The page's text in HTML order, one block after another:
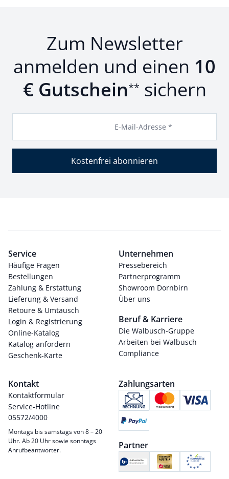
Zum Newsletter
anmelden und einen 10
€ Gutschein** sichern
E-Mail-Adresse *
Kostenfrei abonnieren
Service
Häufige Fragen
Bestellungen
Zahlung & Erstattung
Lieferung & Versand
Retoure & Umtausch
Login & Registrierung
Online-Katalog
Katalog anfordern
Geschenk-Karte
Unternehmen
Pressebereich
Partnerprogramm
Showroom Dornbirn
Über uns
Beruf & Karriere
Die Walbusch-Gruppe
Arbeiten bei Walbusch
Compliance
Kontakt
Kontaktformular
Service-Hotline
05572/4000
Montags bis samstags von 8 – 20
Uhr. Ab 20 Uhr sowie sonntags
Anrufbeantworter.
Zahlungsarten
Partner